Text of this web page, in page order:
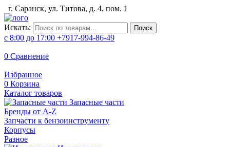
г. Саранск, ул. Титова, д. 4, пом. 1
Искать: Поиск
с 8:00 до 17:00 +7917-994-86-49
0 Сравнение
Избранное
0 Корзина
Каталог товаров
Запасные части
Бренды от A-Z
Запчасти к бензоинструменту
Корпусы
Разное